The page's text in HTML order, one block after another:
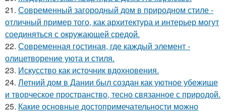
21. Современный загородный дом в природном стиле -
отличный пример того, как архитектура и интерьер могут
соединяться с окружающей средой.
22. Современная гостиная, где каждый элемент -
олицетворение уюта и стиля.
23. Искусство как источник вдохновения.
24. Летний дом в Дании был создан как уютное убежище
и творческое пространство, тесно связанное с природой.
25. Какие основные достопримечательности можно